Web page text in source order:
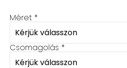
Méret *
Csomagolás *